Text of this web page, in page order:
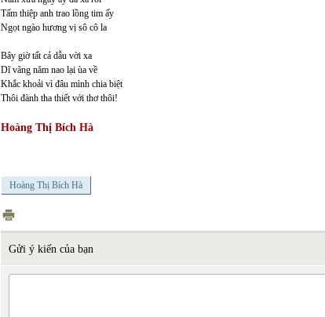
Tấm thiệp anh trao lồng tim ấy
Ngọt ngào hương vị sô cô la
Bây giờ tất cả dẫu vời xa
Dĩ vãng năm nao lại ùa về
Khắc khoải vì đâu mình chia biệt
Thôi đành tha thiết với thơ thôi!
Hoàng Thị Bích Hà
Hoàng Thị Bích Hà
Gửi ý kiến của bạn